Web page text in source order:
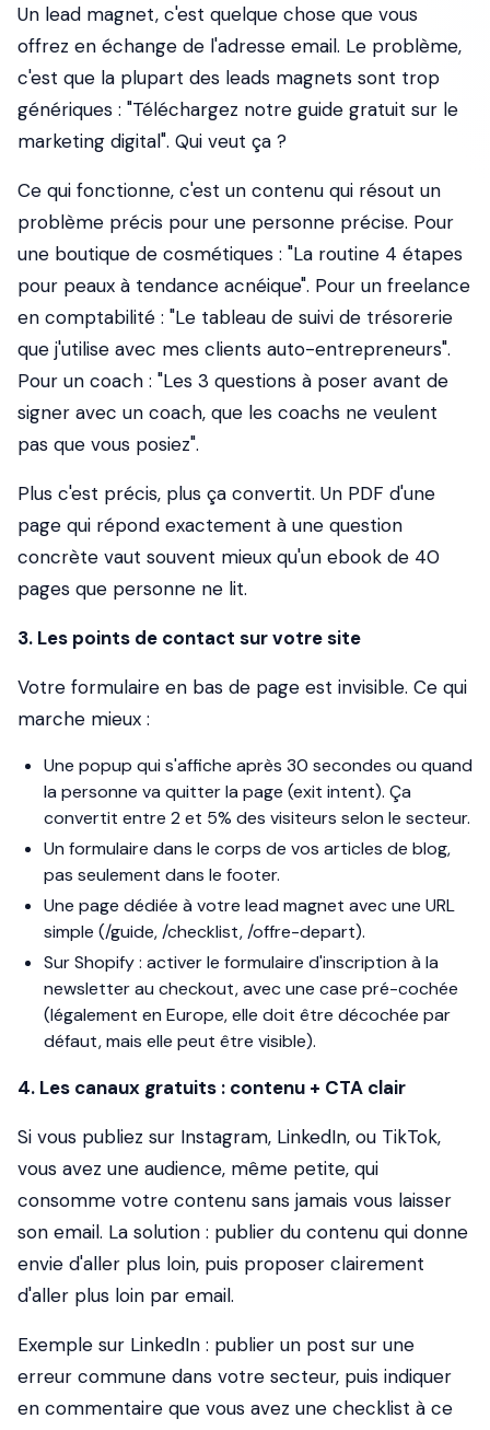
Un lead magnet, c'est quelque chose que vous
offrez en échange de l'adresse email. Le problème,
c'est que la plupart des leads magnets sont trop
génériques : "Téléchargez notre guide gratuit sur le
marketing digital". Qui veut ça ?
Ce qui fonctionne, c'est un contenu qui résout un
problème précis pour une personne précise. Pour
une boutique de cosmétiques : "La routine 4 étapes
pour peaux à tendance acnéique". Pour un freelance
en comptabilité : "Le tableau de suivi de trésorerie
que j'utilise avec mes clients auto-entrepreneurs".
Pour un coach : "Les 3 questions à poser avant de
signer avec un coach, que les coachs ne veulent
pas que vous posiez".
Plus c'est précis, plus ça convertit. Un PDF d'une
page qui répond exactement à une question
concrète vaut souvent mieux qu'un ebook de 40
pages que personne ne lit.
3. Les points de contact sur votre site
Votre formulaire en bas de page est invisible. Ce qui
marche mieux :
Une popup qui s'affiche après 30 secondes ou quand
la personne va quitter la page (exit intent). Ça
convertit entre 2 et 5% des visiteurs selon le secteur.
Un formulaire dans le corps de vos articles de blog,
pas seulement dans le footer.
Une page dédiée à votre lead magnet avec une URL
simple (/guide, /checklist, /offre-depart).
Sur Shopify : activer le formulaire d'inscription à la
newsletter au checkout, avec une case pré-cochée
(légalement en Europe, elle doit être décochée par
défaut, mais elle peut être visible).
4. Les canaux gratuits : contenu + CTA clair
Si vous publiez sur Instagram, LinkedIn, ou TikTok,
vous avez une audience, même petite, qui
consomme votre contenu sans jamais vous laisser
son email. La solution : publier du contenu qui donne
envie d'aller plus loin, puis proposer clairement
d'aller plus loin par email.
Exemple sur LinkedIn : publier un post sur une
erreur commune dans votre secteur, puis indiquer
en commentaire que vous avez une checklist à ce